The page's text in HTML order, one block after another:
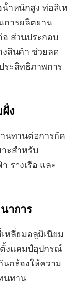
าหนักสูง ท่อสี่เห
การผลิตยาน
ส่วนประกอบ
งสินค้า ช่วยลด
ระสิทธิภาพการ
ง
นทานต่อการกัด
ะสําหรับ
รางเรือ และ
าการ
หลี่ยมอลูมิเนียม
งแคมป์อุปกรณ์
กล้องให้ความ
นทาน